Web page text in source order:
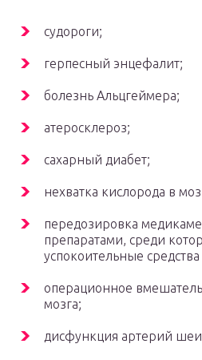
судороги;
герпесный энцефалит;
болезнь Альцгеймера;
атеросклероз;
сахарный диабет;
нехватка кислорода в
передозировка
препаратами, среди
успокоительные
операционное
мозга;
дисфункция артерий